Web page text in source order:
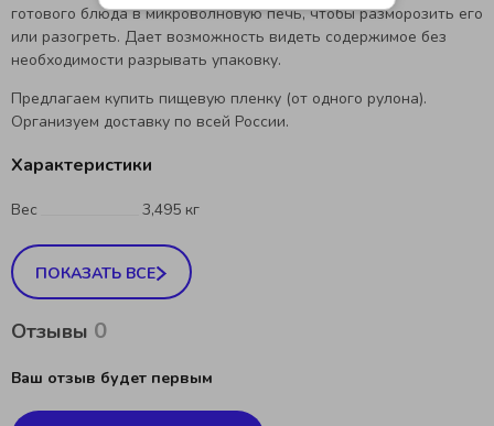
готового блюда в микроволновую печь, чтобы разморозить его
или разогреть. Дает возможность видеть содержимое без
необходимости разрывать упаковку.
Предлагаем купить пищевую пленку (от одного рулона).
Организуем доставку по всей России.
Характеристики
Вес 3,495 кг
ПОКАЗАТЬ ВСЕ
Отзывы 0
Ваш отзыв будет первым